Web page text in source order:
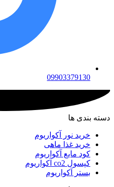
09903379130
دسته بندی ها
خرید نور آکواریوم
خرید غذا ماهی
کود مایع آکواریوم
کپسول co2 آکواریوم
بستر آکواریوم